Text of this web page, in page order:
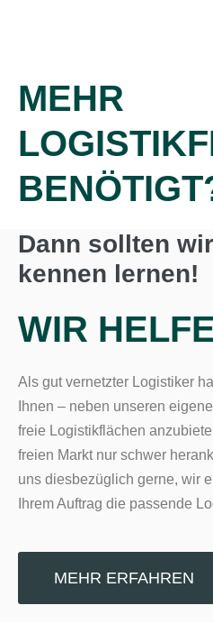
MEHR
Dann sollten
kennen lernen!
WIR
Als gut vernetzter Logistiker
Ihnen – neben unseren
freie Logistikflächen
freien Markt nur schwer
uns diesbezüglich gerne, wir
Ihrem Auftrag die passende
MEHR ERFAHREN